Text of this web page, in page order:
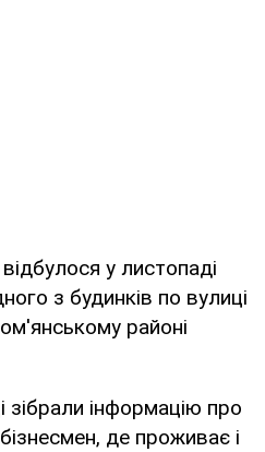
у листопаді
з будинків по вулиці
районі
зібрали інформацію про
де проживає і